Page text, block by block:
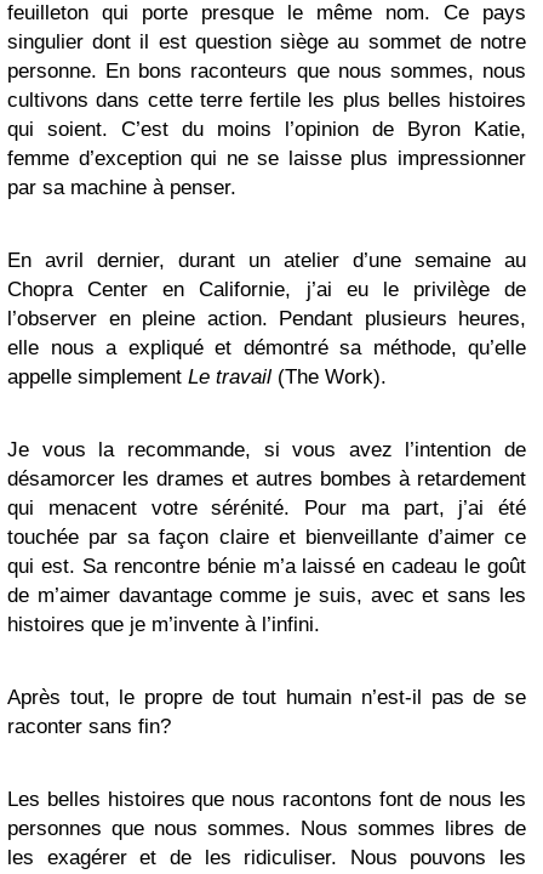
feuilleton qui porte presque le même nom. Ce pays
singulier dont il est question siège au sommet de notre
personne. En bons raconteurs que nous sommes, nous
cultivons dans cette terre fertile les plus belles histoires
qui soient. C’est du moins l’opinion de Byron Katie,
femme d’exception qui ne se laisse plus impressionner
par sa machine à penser.
En avril dernier, durant un atelier d’une semaine au
Chopra Center en Californie, j’ai eu le privilège de
l’observer en pleine action. Pendant plusieurs heures,
elle nous a expliqué et démontré sa méthode, qu’elle
appelle simplement Le travail (The Work).
Je vous la recommande, si vous avez l’intention de
désamorcer les drames et autres bombes à retardement
qui menacent votre sérénité. Pour ma part, j’ai été
touchée par sa façon claire et bienveillante d’aimer ce
qui est. Sa rencontre bénie m’a laissé en cadeau le goût
de m’aimer davantage comme je suis, avec et sans les
histoires que je m’invente à l’infini.
Après tout, le propre de tout humain n’est-il pas de se
raconter sans fin?
Les belles histoires que nous racontons font de nous les
personnes que nous sommes. Nous sommes libres de
les exagérer et de les ridiculiser. Nous pouvons les